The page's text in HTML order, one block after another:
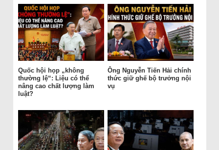
Quốc hội họp „không
thường lệ“: Liệu có thể
nâng cao chất lượng làm
luật?
Ông Nguyễn Tiến Hải chính
thức giữ ghế bộ trưởng nội
vụ